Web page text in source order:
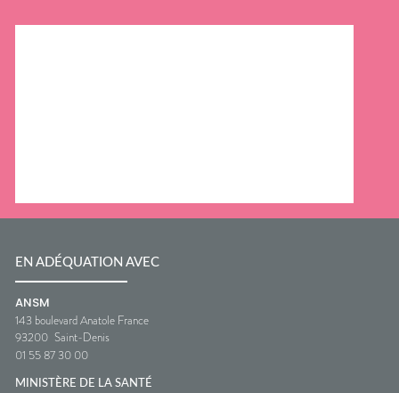
EN ADÉQUATION AVEC
ANSM
143 boulevard Anatole France
93200 Saint-Denis
01 55 87 30 00
MINISTÈRE DE LA SANTÉ